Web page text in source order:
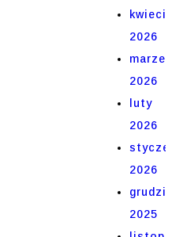
2026
marzec
2026
luty
2026
2026
2025